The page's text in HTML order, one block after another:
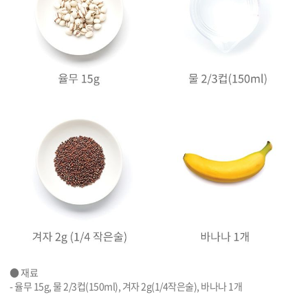
● 재료
- 율무 15g, 물 2/3컵(150ml), 겨자 2g(1/4작은술), 바나나 1개